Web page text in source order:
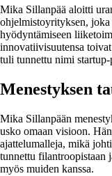
Mika Sillanpää aloitti
ohjelmistoyrityksen,
hyödyntämiseen
innovatiivisuutensa
tuli tunnettu nimi
Menestyksen
Mika Sillanpään
usko omaan visioon.
ajattelumalleja, mikä
tunnettu filantroopistaan
myös muiden kanssa.